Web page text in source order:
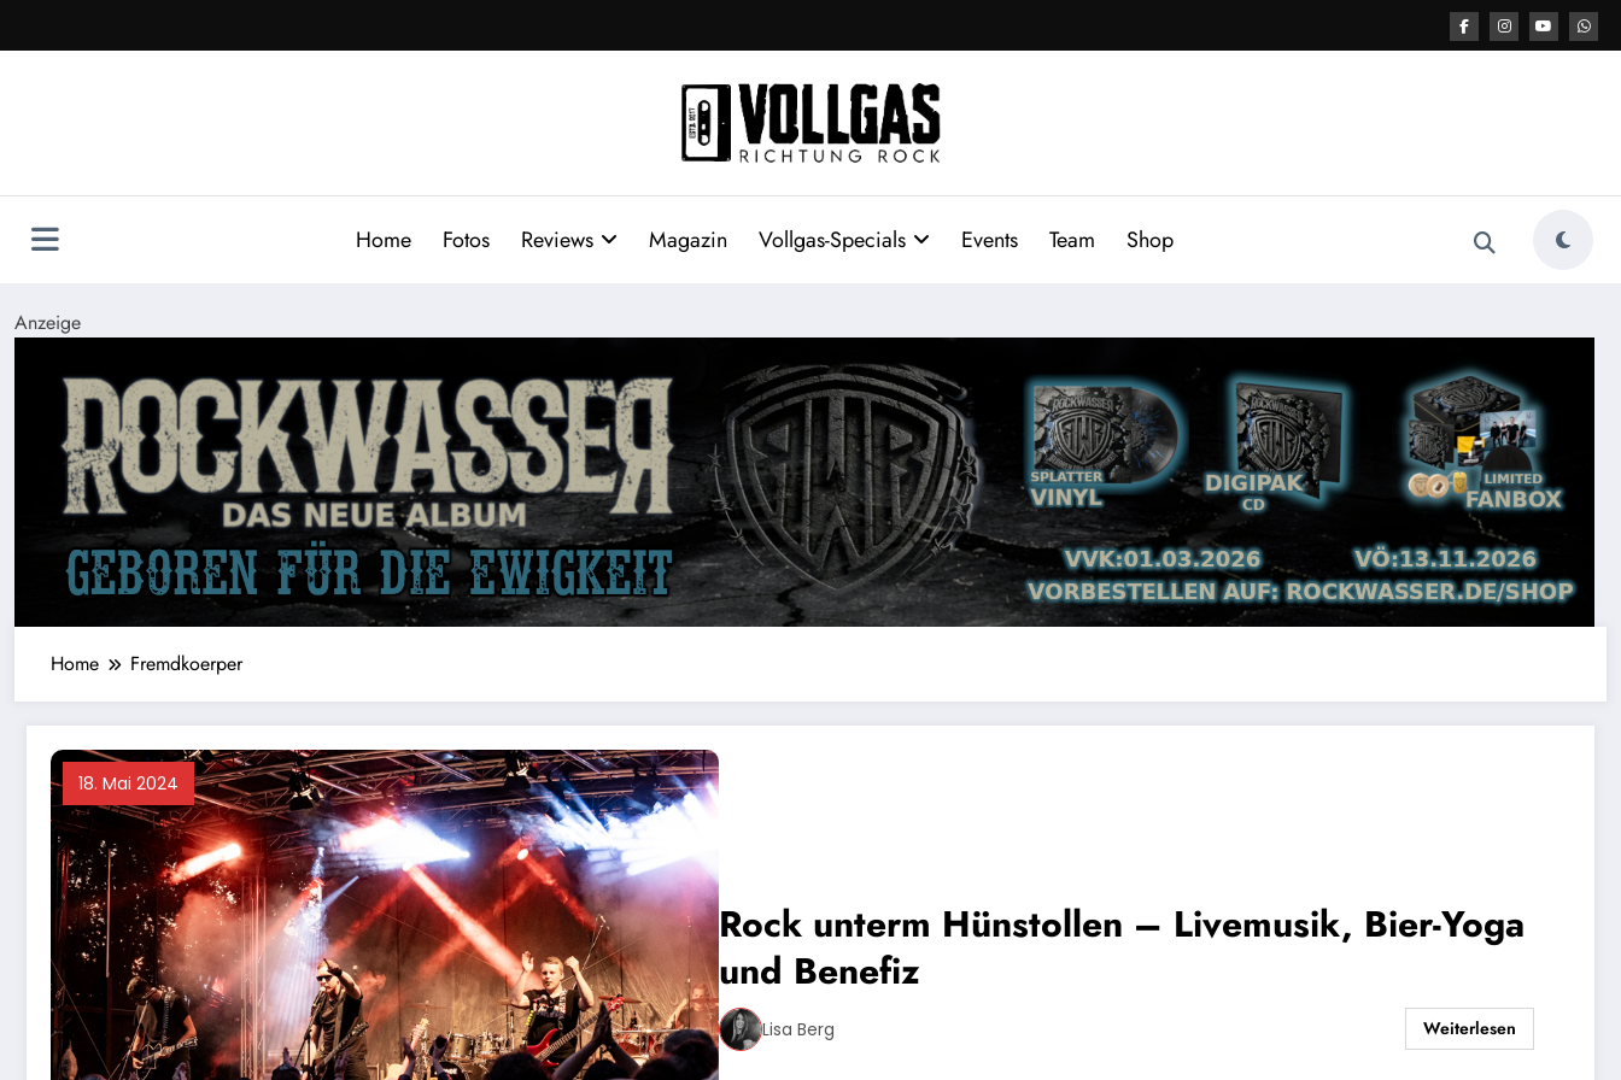
Inhalt
Home Fotos Reviews Magazin Vollgas-Specials Events Team Shop
Anzeige
Home Fremdkoerper
18. Mai 2024
Rock unterm Hünstollen – Livemusik, Bier-Yoga
und Benefiz
Lisa Berg Weiterlesen